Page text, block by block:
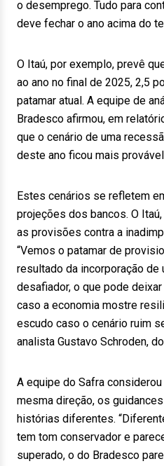
o desemprego. Tudo para
deve fechar o ano acima do
O Itaú, por exemplo, prevê
ao ano no final de 2025, 2,5
patamar atual. A equipe de
Bradesco afirmou, em
que o cenário de uma
deste ano ficou mais
Estes cenários se refletem
projeções dos bancos. O
as provisões contra a
“Vemos o patamar de
resultado da incorporação de
desafiador, o que pode
caso a economia mostre
escudo caso o cenário ruim
analista Gustavo Schroden,
A equipe do Safra
mesma direção, os
histórias diferentes.
tem tom conservador e
superado, o do Bradesco